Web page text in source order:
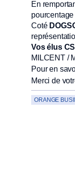
En
Coté
Vos élus
MILCENT /
Pour en
Merci de
ORANGE